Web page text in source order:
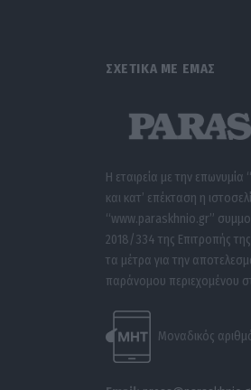
ΣΧΕΤΙΚΑ ΜΕ ΕΜΑΣ
Η εταιρεία με την επωνυμία
και κατ’ επέκταση η
“www.paraskhnio.gr”
2018/334 της Επιτροπής της
τα μέτρα για την
παράνομου περιεχομένου
Μοναδικός